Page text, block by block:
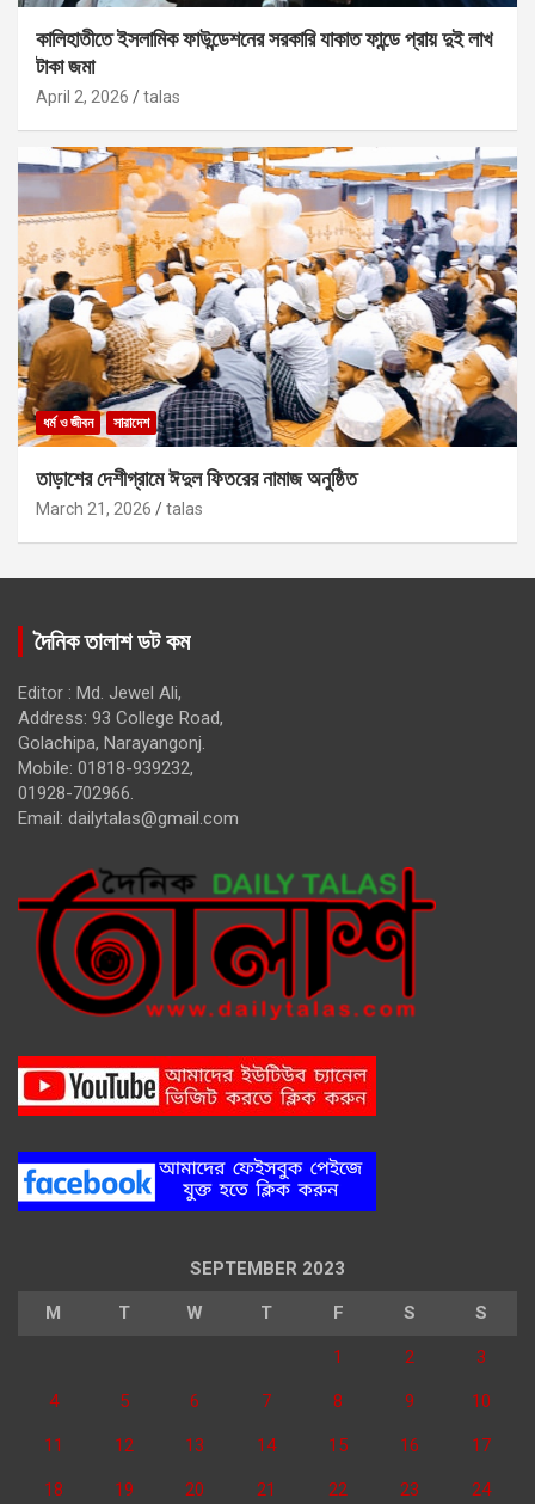
কালিহাতীতে ইসলামিক ফাউন্ডেশনের সরকারি যাকাত ফান্ডে প্রায় দুই লাখ
টাকা জমা
April 2, 2026 talas
ধর্ম ও জীবন সারাদেশ
তাড়াশের দেশীগ্রামে ঈদুল ফিতরের নামাজ অনুষ্ঠিত
March 21, 2026 talas
দৈনিক তালাশ ডট কম
Editor : Md. Jewel Ali,
Address: 93 College Road,
Golachipa, Narayangonj.
Mobile: 01818-939232,
01928-702966.
Email: dailytalas@gmail.com
SEPTEMBER 2023
M T W T F S S
1 2 3
4 5 6 7 8 9 10
11 12 13 14 15 16 17
18 19 20 21 22 23 24